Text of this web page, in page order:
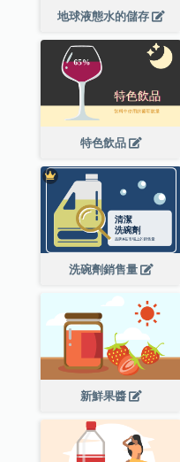
地球液態水的儲存
特色飲品
洗碗劑銷售量
新鮮果醬